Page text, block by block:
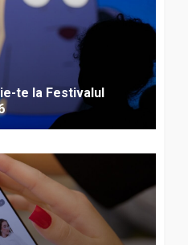
te la Festivalul